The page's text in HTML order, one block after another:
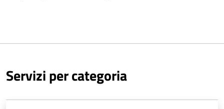
Servizi per categoria